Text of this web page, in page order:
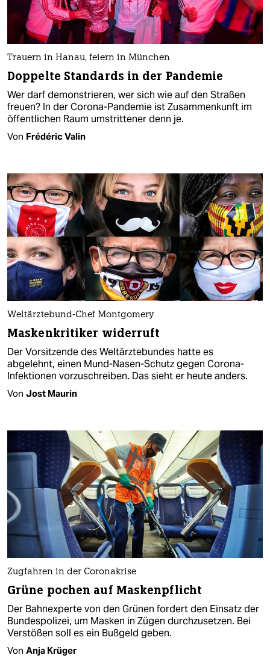
Trauern in Hanau, feiern in München
Doppelte Standards in der Pandemie
Wer darf demonstrieren, wer sich wie auf den Straßen
freuen? In der Corona-Pandemie ist Zusammenkunft im
öffentlichen Raum umstrittener denn je.
Von Frédéric Valin
Weltärztebund-Chef Montgomery
Maskenkritiker widerruft
Der Vorsitzende des Weltärztebundes hatte es
abgelehnt, einen Mund-Nasen-Schutz gegen Corona-
Infektionen vorzuschreiben. Das sieht er heute anders.
Von Jost Maurin
Zugfahren in der Coronakrise
Grüne pochen auf Maskenpflicht
Der Bahnexperte von den Grünen fordert den Einsatz der
Bundespolizei, um Masken in Zügen durchzusetzen. Bei
Verstößen soll es ein Bußgeld geben.
Von Anja Krüger